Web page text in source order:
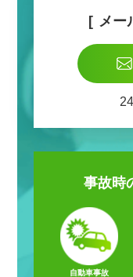
メー
事故時
自動車事故